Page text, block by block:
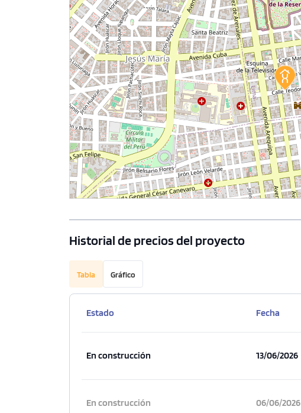
Historial de precios del proyecto
Tabla Gráfico
Estado Fecha
En construcción 13/06/2026
En construcción 06/06/2026